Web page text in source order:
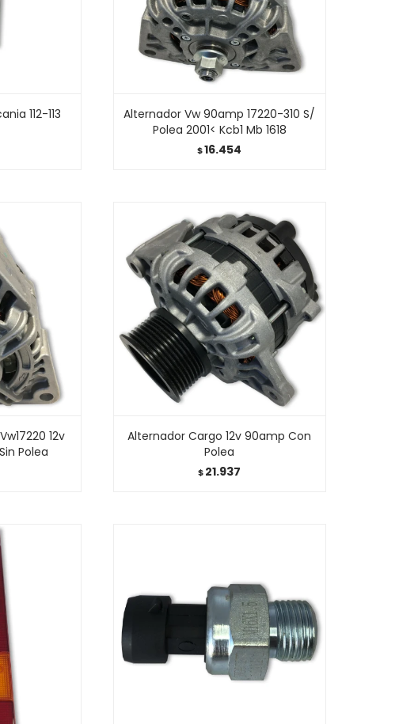
112-113
Alternador Vw 90amp 17220-310 S/
Polea 2001< Kcb1 Mb 1618
$16.454
12v
Polea
Alternador Cargo 12v 90amp Con
Polea
$21.937